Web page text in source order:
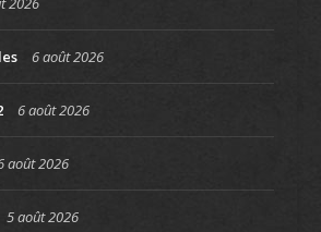
6 août 2026
6 août 2026
août 2026
5 août 2026